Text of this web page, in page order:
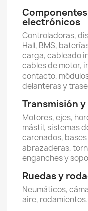
electrónicos
Controladoras,
Hall, BMS,
carga, cableado
cables de motor,
contacto,
delanteras y
Transmisión
Motores, ejes,
mástil, sistemas
carenados,
abrazaderas,
enganches y
Ruedas y
Neumáticos,
aire, rodamientos.